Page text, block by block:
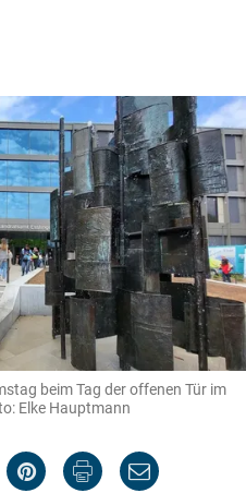
beim Tag der offenen Tür im
Elke Hauptmann